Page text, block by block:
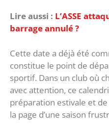
Lire aussi : L’ASSE
barrage annulé ?
‎Cette date a déjà été
constitue le point de
sportif. Dans un club où
avec attention, ce
préparation estivale et
la page d’une saison